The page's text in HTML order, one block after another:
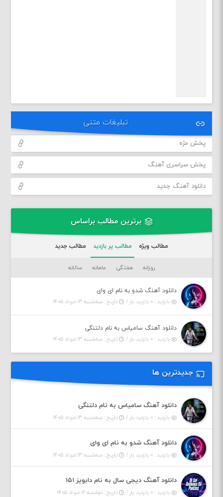
تبلیغات متنی
پخش مژه
پخش سراسری آهنگ
دانلود آهنگ جدید
برترین مطالب براساس
مطالب ویژه مطالب پر بازدید مطالب جدید
روزانه هفتگی ماهانه سالانه
دانلود آهنگ شدو به نام ای وای
بازدید : ۰ بازدید بار /
تاریخ : سه‌شنبه ۱۳ مرداد ۱۴۰۵
دانلود آهنگ سامیاس به نام دلتنگی
بازدید : ۰ بازدید بار /
تاریخ : سه‌شنبه ۱۳ مرداد ۱۴۰۵
جدیدترین ها
دانلود آهنگ سامیاس به نام دلتنگی
بازدید : ۰ بازدید بار / تاریخ : سه‌شنبه ۱۳ مرداد ۱۴۰۵
دانلود آهنگ شدو به نام ای وای
بازدید : ۰ بازدید بار / تاریخ : سه‌شنبه ۱۳ مرداد ۱۴۰۵
دانلود آهنگ دیجی سال به نام دابویز ۱۵۱
بازدید : ۰ بازدید بار / تاریخ : دوشنبه ۱۲ مرداد ۱۴۰۵